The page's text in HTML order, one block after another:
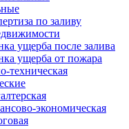
по заливу
ущерба после залива
ущерба от пожара
техническая
экономическая